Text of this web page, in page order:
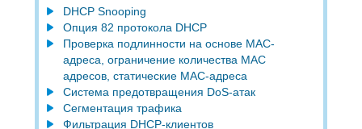
DHCP Snooping
Опция 82 протокола DHCP
Проверка подлинности на основе MAC-
адреса, ограничение количества MAC
адресов, статические MAC-адреса
Система предотвращения DoS-атак
Сегментация трафика
Фильтрация DHCP-клиентов